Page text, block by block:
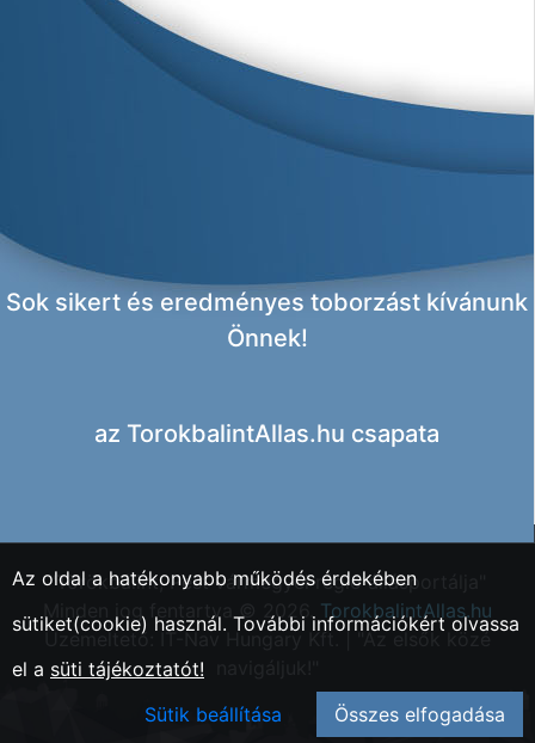
Sok sikert és eredményes toborzást kívánunk
Önnek!
az TorokbalintAllas.hu csapata
"Törökbálint, Pest vármegyei régió állásportálja"
Minden jog fentartva © 2026. TorokbalintAllas.hu
Üzemeltető: IT-Nav Hungary Kft. | "Az elsők közé
Az oldal a hatékonyabb működés érdekében
sütiket(cookie) használ. További információkért olvassa
el a süti tájékoztatót!
Sütik beállítása
Összes elfogadása